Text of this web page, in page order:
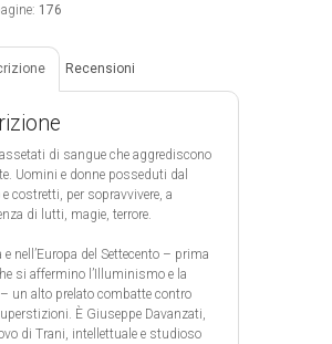
176
Recensioni
di sangue che aggrediscono
Uomini e donne posseduti dal
costretti, per sopravvivere, a
di lutti, magie, terrore.
e nell’Europa del Settecento – prima
si affermino l’Illuminismo e la
un alto prelato combatte contro
È Giuseppe Davanzati,
di Trani, intellettuale e studioso